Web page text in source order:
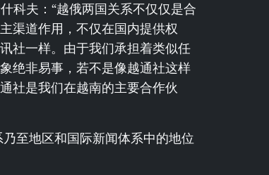
科夫：“越俄两国关系不仅仅是合
渠道作用，不仅在国内提供权
社一样。由于我们承担着类似任
绝非易事，若不是像越通社这样
社是我们在越南的主要合作伙
至地区和国际新闻体系中的地位